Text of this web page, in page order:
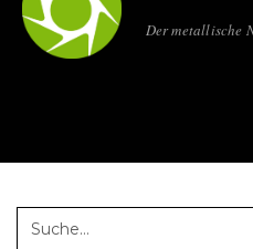
Der metallische